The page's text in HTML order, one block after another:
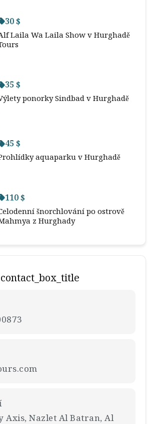
30 $
Laila Wa Laila Show v Hurghadě
35 $
ponorky Sindbad v Hurghadě
45 $
aquaparku v Hurghadě
110 $
šnorchlování po ostrově
z Hurghady
contact_box_title
Axis, Nazlet Al Batran, Al